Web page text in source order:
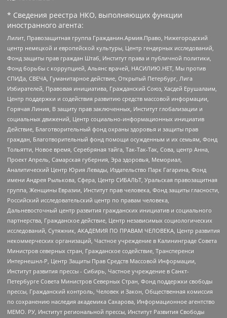
* Сведения реестра НКО, выполняющих функции
иностранного агента:
Лилит, Правозащитная группа Гражданин.Армия.Право, Нижегородский
центр немецкой и европейской культуры, Центр гендерных исследований,
Фонд защиты прав граждан Штаб, Институт права и публичной политики,
Фонд борьбы с коррупцией, Альянс врачей, НАСИЛИЮ.НЕТ, Мы против
СПИДа, СВЕЧА, Гуманитарное действие, Открытый Петербург, Лига
Избирателей, Правовая инициатива, Гражданский Союз, Хасдей Ерушалаим,
Центр поддержки и содействия развитию средств массовой информации,
Горячая Линия, В защиту прав заключенных, Институт глобализации и
социальных движений, Центр социально-информационных инициатив
Действие, Благотворительный фонд охраны здоровья и защиты прав
граждан, Благотворительный фонд помощи осужденным и их семьям, Фонд
Тольятти, Новое время, Серебряная тайга, Так-Так-Так, Сова, центр Анна,
Проект Апрель, Самарская губерния, Эра здоровья, Мемориал,
Аналитический Центр Юрия Левады, Издательство Парк Гагарина, Фонд
имени Андрея Рылькова, Сфера, Центр СИБАЛЬТ, Уральская правозащитная
группа, Женщины Евразии, Институт прав человека, Фонд защиты гласности,
Российский исследовательский центр по правам человека,
Дальневосточный центр развития гражданских инициатив и социального
партнерства, Гражданское действие, Центр независимых социологических
исследований, Сутяжник, АКАДЕМИЯ ПО ПРАВАМ ЧЕЛОВЕКА, Центр развития
некоммерческих организаций, Частное учреждение в Калининграде Совета
Министров северных стран, Гражданское содействие, Трансперенси
Интернешнл-Р, Центр Защиты Прав Средств Массовой Информации,
Институт развития прессы - Сибирь, Частное учреждение в Санкт-
Петербурге Совета Министров Северных Стран, Фонд поддержки свободы
прессы, Гражданский контроль, Человек и Закон, Общественная комиссия
по сохранению наследия академика Сахарова, Информационное агентство
МЕМО. РУ, Институт региональной прессы, Институт Развития Свободы